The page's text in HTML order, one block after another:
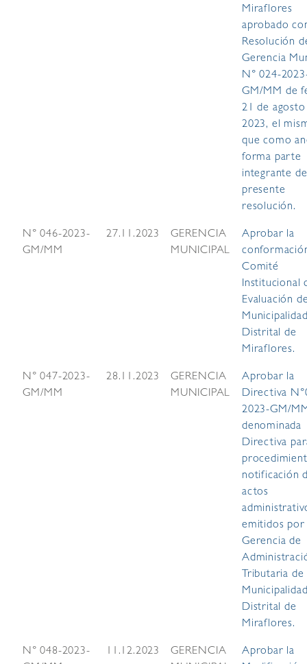
Miraflores
aprobado
Resolución
Gerencia
N° 024-
GM/MM de
21 de
2023, el
que como
forma parte
integrante
presente
resolución.
N° 046-2023-
GM/MM
27.11.2023
GERENCIA
MUNICIPAL
Aprobar la
Comité
Institucional
Evaluación
Distrital de
Miraflores.
N° 047-2023-
GM/MM
28.11.2023
GERENCIA
MUNICIPAL
Aprobar la
Directiva
2023-GM/
denominada
Directiva
notificación
actos
emitidos por
Gerencia de
Tributaria de
Distrital de
Miraflores.
N° 048-2023-
11.12.2023
GERENCIA
Aprobar la